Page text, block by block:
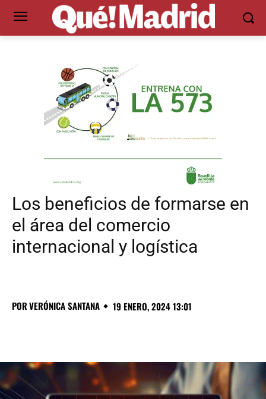
Los beneficios de formarse en
el área del comercio
internacional y logística
PORVERÓNICA SANTANA 19 ENERO, 2024 13:01